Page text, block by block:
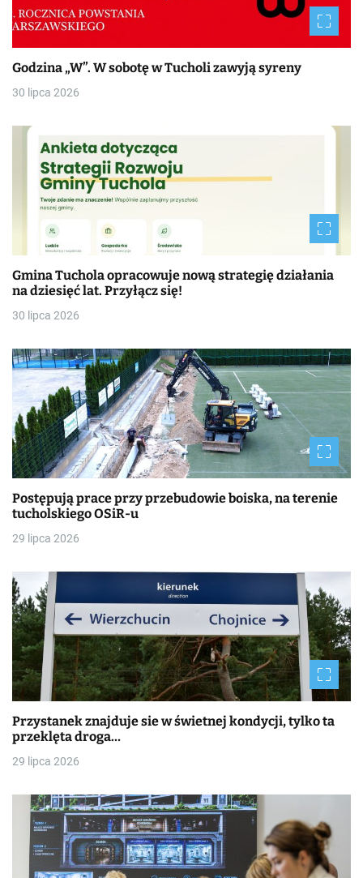
Godzina „W”. W sobotę w Tucholi zawyją syreny
30 lipca 2026
Gmina Tuchola opracowuje nową strategię działania
na dziesięć lat. Przyłącz się!
30 lipca 2026
Postępują prace przy przebudowie boiska, na terenie
tucholskiego OSiR-u
29 lipca 2026
Przystanek znajduje sie w świetnej kondycji, tylko ta
przeklęta droga…
29 lipca 2026